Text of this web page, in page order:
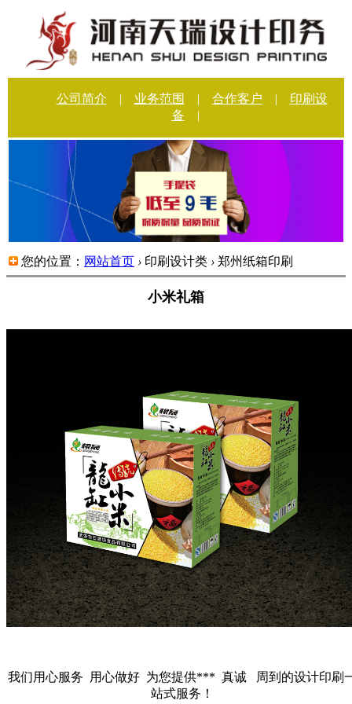
公司简介 | 业务范围 | 合作客户 |
印刷设
备
|
您的位置： 网站首页 › 印刷设计类 › 郑州纸箱印刷
小米礼箱
我们用心服务 用心做好 为您提供*** 真诚 周到的设计印刷
站式服务！